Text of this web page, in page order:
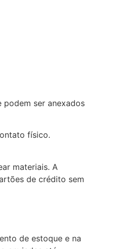
podem ser anexados
físico.
materiais. A
de crédito sem
de estoque e na